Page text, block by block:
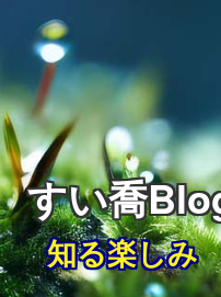
すい喬
知る楽しみ